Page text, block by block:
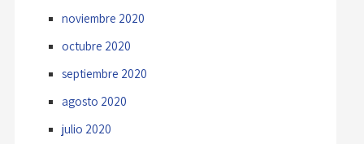
noviembre 2020
octubre 2020
septiembre 2020
agosto 2020
julio 2020